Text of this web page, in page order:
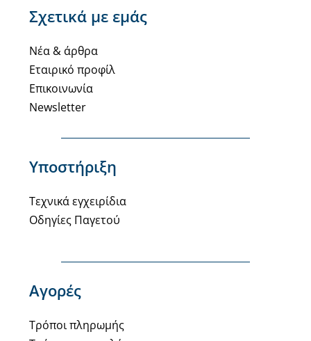
Σχετικά με εμάς
Νέα & άρθρα
Εταιρικό προφίλ
Επικοινωνία
Newsletter
Υποστήριξη
Τεχνικά εγχειρίδια
Οδηγίες Παγετού
Αγορές
Τρόποι πληρωμής